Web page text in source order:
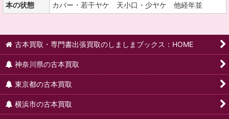
本の状態
カバー・若干ヤケ 天小口・少ヤケ 他経年並
古本買取・専門書出張買取のしましまブックス：HOME
神奈川県の古本買取
東京都の古本買取
横浜市の古本買取